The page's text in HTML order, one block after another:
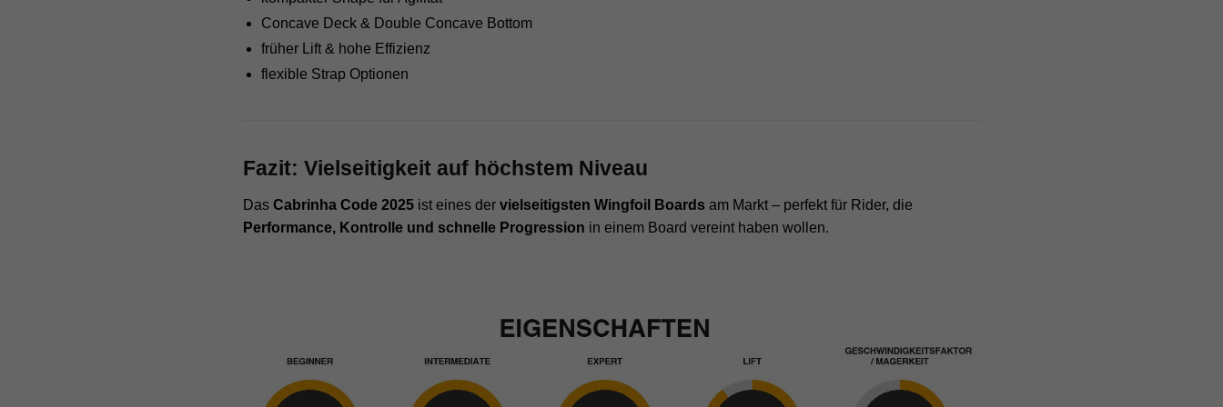
Concave Deck & Double Concave Bottom
früher Lift & hohe Effizienz
flexible Strap Optionen
Fazit: Vielseitigkeit auf höchstem Niveau
Das Cabrinha Code 2025ist eines der vielseitigsten Wingfoil Boards am Markt – perfekt für Rider, die
Performance, Kontrolle und schnelle Progression in einem Board vereint haben wollen.